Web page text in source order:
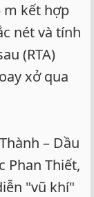
m kết hợp
nét và tính
(RTA)
xở qua
– Dầu
Phan Thiết,
"vũ khí"